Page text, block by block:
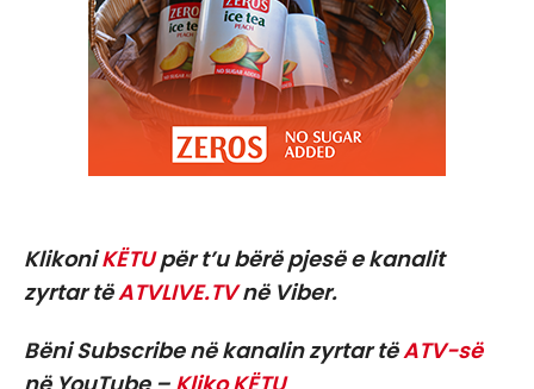
KlikoniKËTUpër t’u bërë pjesë e kanalit
zyrtar tëATVLIVE.TVnë Viber.
Bëni Subscribe në kanalin zyrtar tëATV-së